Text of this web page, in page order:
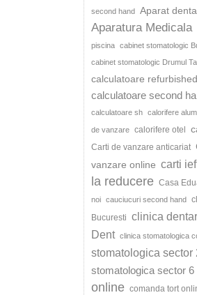
second hand Aparat
Aparatura Medicala
piscina cabinet stomatologic
cabinet stomatologic Drumul
calculatoare refurbished
calculatoare second
calculatoare sh calorifere
de vanzare calorifere otel
Carti de vanzare anticariat
vanzare online carti
la reducere Casa
noi cauciucuri second hand
Bucuresti clinica
Dent clinica stomatologica
stomatologica sector
stomatologica sector 6
online comanda tort